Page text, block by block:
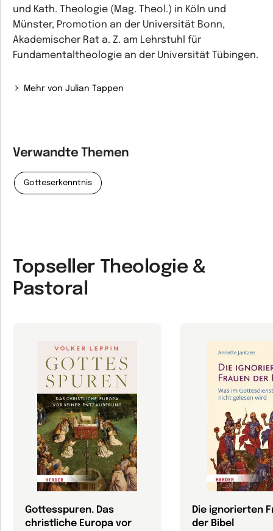
und Kath. Theologie (Mag. Theol.) in Köln und
Münster, Promotion an der Universität Bonn,
Akademischer Rat a. Z. am Lehrstuhl für
Fundamentaltheologie an der Universität Tübingen.
Mehr von Julian Tappen
Verwandte Themen
Gotteserkenntnis
Topseller Theologie &
Pastoral
Gottesspuren. Das
christliche Europa vor
Die ignorierten
der Bibel